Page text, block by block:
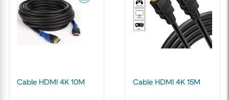
Cable HDMI 4K 10M Cable HDMI 4K 15M